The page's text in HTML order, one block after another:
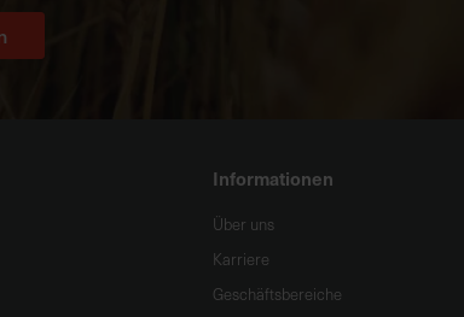
Informationen
Über uns
Karriere
Geschäftsbereiche